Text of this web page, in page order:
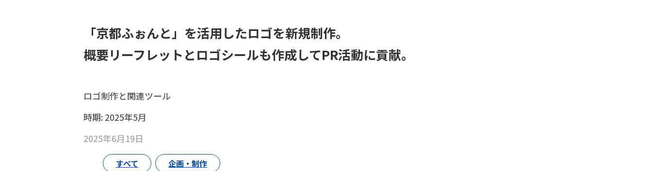
「京都ふぉんと」を活用したロゴを新規制作。
概要リーフレットとロゴシールも作成してPR活動に貢献。
ロゴ制作と関連ツール
時期: 2025年5月
2025年6月19日
すべて 企画・制作